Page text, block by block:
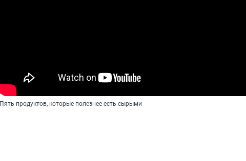
Пять продуктов, которые полезнее есть сырыми